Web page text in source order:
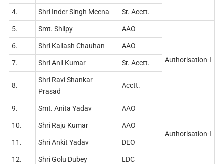
4. Shri Inder Singh Meena Sr. Acctt.
5. Smt. Shilpy AAO
Authorisation-I
6. Shri Kailash Chauhan AAO
7. Shri Anil Kumar Sr. Acctt.
8.
Shri Ravi Shankar
Prasad
Acctt.
9. Smt. Anita Yadav AAO
Authorisation-I
10. Shri Raju Kumar AAO
11. Shri Ankit Yadav DEO
12. Shri Golu Dubey
LDC